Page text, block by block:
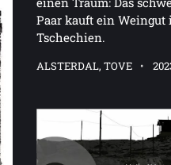
Paar kauft ein Weingut
Tschechien.
ALSTERDAL, TOVE